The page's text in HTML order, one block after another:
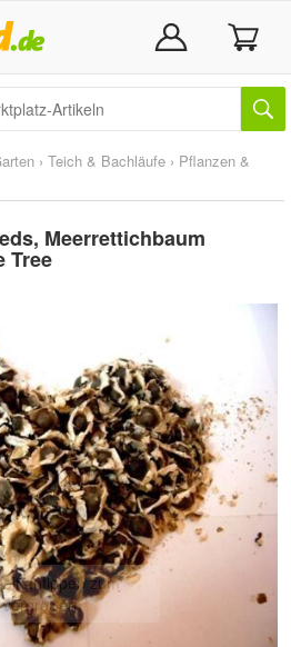
› Teich & Bachläufe › Pflanzen &
Meerrettichbaum
Tree
antippen zum
vergrößern